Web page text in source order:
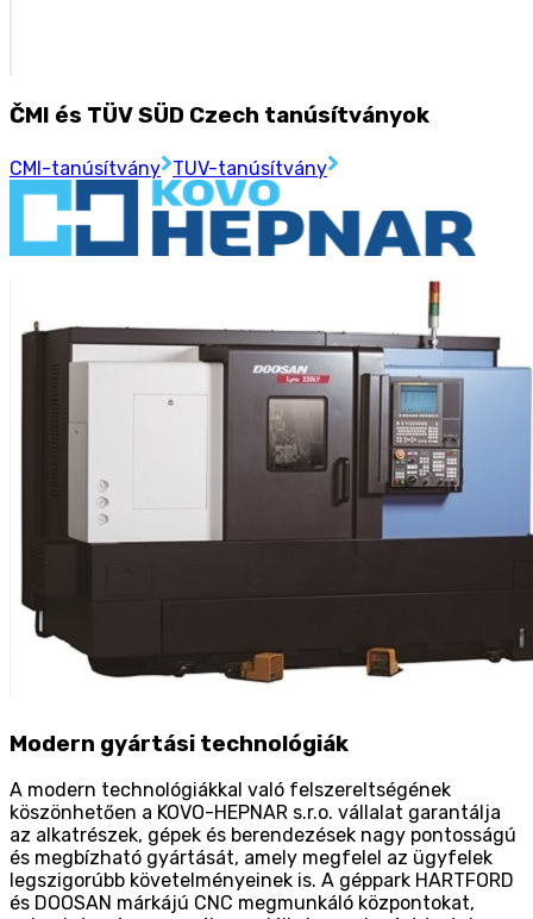
ČMI és TÜV SÜD Czech tanúsítványok
CMI-tanúsítvány TUV-tanúsítvány
Modern gyártási technológiák
A modern technológiákkal való felszereltségének
köszönhetően a KOVO-HEPNAR s.r.o. vállalat garantálja
az alkatrészek, gépek és berendezések nagy pontosságú
és megbízható gyártását, amely megfelel az ügyfelek
legszigorúbb követelményeinek is. A géppark HARTFORD
és DOOSAN márkájú CNC megmunkáló központokat,